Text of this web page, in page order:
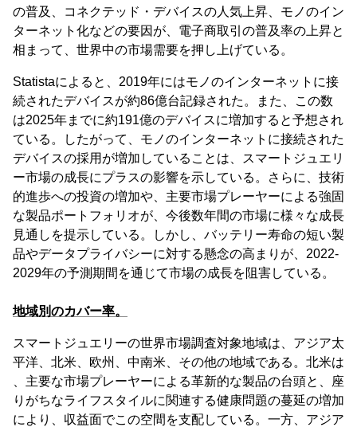
の普及、コネクテッド・デバイスの人気上昇、モノのイン
ターネット化などの要因が、電子商取引の普及率の上昇と
相まって、世界中の市場需要を押し上げている。
Statistaによると、2019年にはモノのインターネットに接
続されたデバイスが約86億台記録された。また、この数
は2025年までに約191億のデバイスに増加すると予想され
ている。したがって、モノのインターネットに接続された
デバイスの採用が増加していることは、スマートジュエリ
ー市場の成長にプラスの影響を示している。さらに、技術
的進歩への投資の増加や、主要市場プレーヤーによる強固
な製品ポートフォリオが、今後数年間の市場に様々な成長
見通しを提示している。しかし、バッテリー寿命の短い製
品やデータプライバシーに対する懸念の高まりが、2022-
2029年の予測期間を通じて市場の成長を阻害している。
地域別のカバー率。
スマートジュエリーの世界市場調査対象地域は、アジア太
平洋、北米、欧州、中南米、その他の地域である。北米は
、主要な市場プレーヤーによる革新的な製品の台頭と、座
りがちなライフスタイルに関連する健康問題の蔓延の増加
により、収益面でこの空間を支配している。一方、アジア